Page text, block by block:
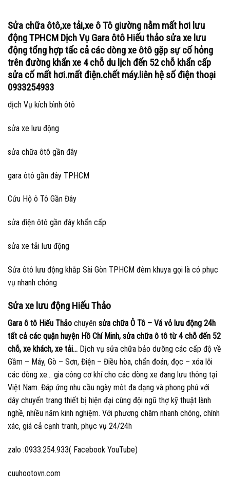
Sửa chữa ôtô,xe tải,xe ô Tô giường nằm mất hơi lưu
động TPHCM Dịch Vụ Gara ôtô Hiếu thảo sửa xe lưu
động tổng hợp tấc cả các dòng xe ôtô gặp sự cố hỏng
trên đường khẩn xe 4 chỗ du lịch đến 52 chỗ khẩn cấp
sửa cố mất hơi.mất điện.chết máy.liên hệ số điện thoại
0933254933
dịch Vụ kích bình ôtô
sửa xe lưu động
sửa chữa ôtô gần đây
gara ôtô gần đây TPHCM
Cứu Hộ ô Tô Gần Đây
sửa điện ôtô gần đây khẩn cấp
sửa xe tải lưu động
Sửa ôtô lưu động khắp Sài Gòn TPHCM đêm khuya gọi là có phục
vụ nhanh chóng
Sửa xe lưu động Hiếu Thảo
Gara ô tô Hiếu Thảo chuyên sửa chữa Ô Tô – Vá vỏ lưu động 24h
tất cả các quận huyện Hồ Chí Minh, sửa chữa ô tô từ 4 chỗ đến 52
chỗ, xe khách, xe tải… Dịch vụ sửa chữa bảo dưỡng các cấp độ về
Gầm – Máy, Gò – Sơn, Điện – Điều hòa, chẩn đoán, đọc – xóa lỗi
các dòng xe… gia công cơ khí cho các dòng xe đang lưu thông tại
Việt Nam. Đáp ứng nhu cầu ngày môt đa dạng và phong phú với
dây chuyển trang thiết bị hiện đại cùng đội ngũ thợ kỹ thuật lành
nghề, nhiều năm kinh nghiệm. Với phương châm nhanh chóng, chính
xác, giá cả cạnh tranh, phục vụ 24/24h
zalo :0933.254.933( Facebook YouTube)
cuuhootovn.com